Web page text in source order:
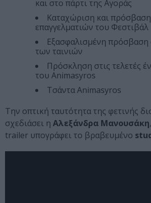
και στο πάρτι της Αγοράς
Καταχώριση και
επαγγελματιών του Φεστιβάλ
Εξασφαλισμένη πρόσβαση
των ταινιών
Πρόσκληση στις τελετές
του Animasyros
Τσάντα Animasyros
Την οπτική ταυτότητα της φετινής
σχεδιάσει η Αλεξάνδρα Μανουσάκη
trailer υπογράφει το βραβευμένο